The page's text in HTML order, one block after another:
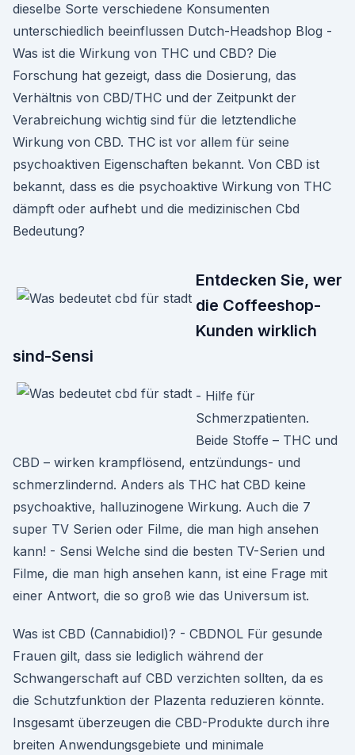
dieselbe Sorte verschiedene Konsumenten
unterschiedlich beeinflussen Dutch-Headshop Blog -
Was ist die Wirkung von THC und CBD? Die
Forschung hat gezeigt, dass die Dosierung, das
Verhältnis von CBD/THC und der Zeitpunkt der
Verabreichung wichtig sind für die letztendliche
Wirkung von CBD. THC ist vor allem für seine
psychoaktiven Eigenschaften bekannt. Von CBD ist
bekannt, dass es die psychoaktive Wirkung von THC
dämpft oder aufhebt und die medizinischen Cbd
Bedeutung?
Entdecken Sie, wer
die Coffeeshop-
Kunden wirklich
sind-Sensi
- Hilfe für
Schmerzpatienten.
Beide Stoffe – THC und
CBD – wirken krampflösend, entzündungs- und
schmerzlindernd. Anders als THC hat CBD keine
psychoaktive, halluzinogene Wirkung. Auch die 7
super TV Serien oder Filme, die man high ansehen
kann! - Sensi Welche sind die besten TV-Serien und
Filme, die man high ansehen kann, ist eine Frage mit
einer Antwort, die so groß wie das Universum ist.
Was ist CBD (Cannabidiol)? - CBDNOL Für gesunde
Frauen gilt, dass sie lediglich während der
Schwangerschaft auf CBD verzichten sollten, da es
die Schutzfunktion der Plazenta reduzieren könnte.
Insgesamt überzeugen die CBD-Produkte durch ihre
breiten Anwendungsgebiete und minimale